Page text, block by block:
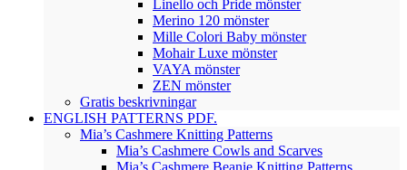
Linello och Pride mönster
Merino 120 mönster
Mille Colori Baby mönster
Mohair Luxe mönster
VAYA mönster
ZEN mönster
Gratis beskrivningar
ENGLISH PATTERNS PDF.
Mia’s Cashmere Knitting Patterns
Mia’s Cashmere Cowls and Scarves
Mia’s Cashmere Beanie Knitting Patterns